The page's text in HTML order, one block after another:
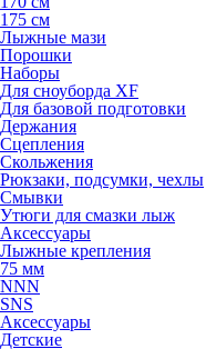
175 см
Лыжные мази
Порошки
Наборы
Для сноуборда XF
Для базовой подготовки
Держания
Сцепления
Скольжения
Рюкзаки, подсумки, чехлы
Смывки
Утюги для смазки лыж
Аксессуары
Лыжные крепления
75 мм
NNN
SNS
Аксессуары
Детские